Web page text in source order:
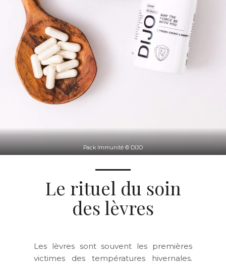
Pack Immunité © DIJO
Le rituel du soin
des lèvres
Les lèvres sont souvent les premières
victimes des températures hivernales.